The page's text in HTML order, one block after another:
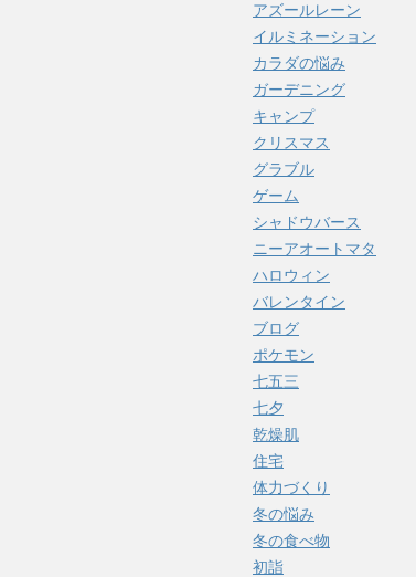
アズールレーン
イルミネーション
カラダの悩み
ガーデニング
キャンプ
クリスマス
グラブル
ゲーム
シャドウバース
ニーアオートマタ
ハロウィン
バレンタイン
ブログ
ポケモン
七五三
七夕
乾燥肌
住宅
体力づくり
冬の悩み
冬の食べ物
初詣